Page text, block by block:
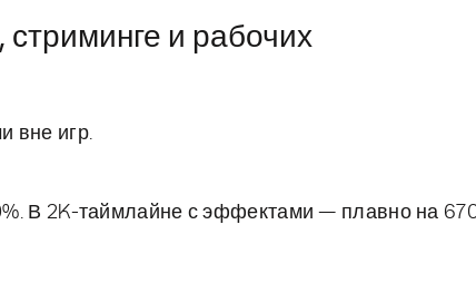
и рабочих
вне игр.
В 2K-таймлайне с эффектами — плавно на